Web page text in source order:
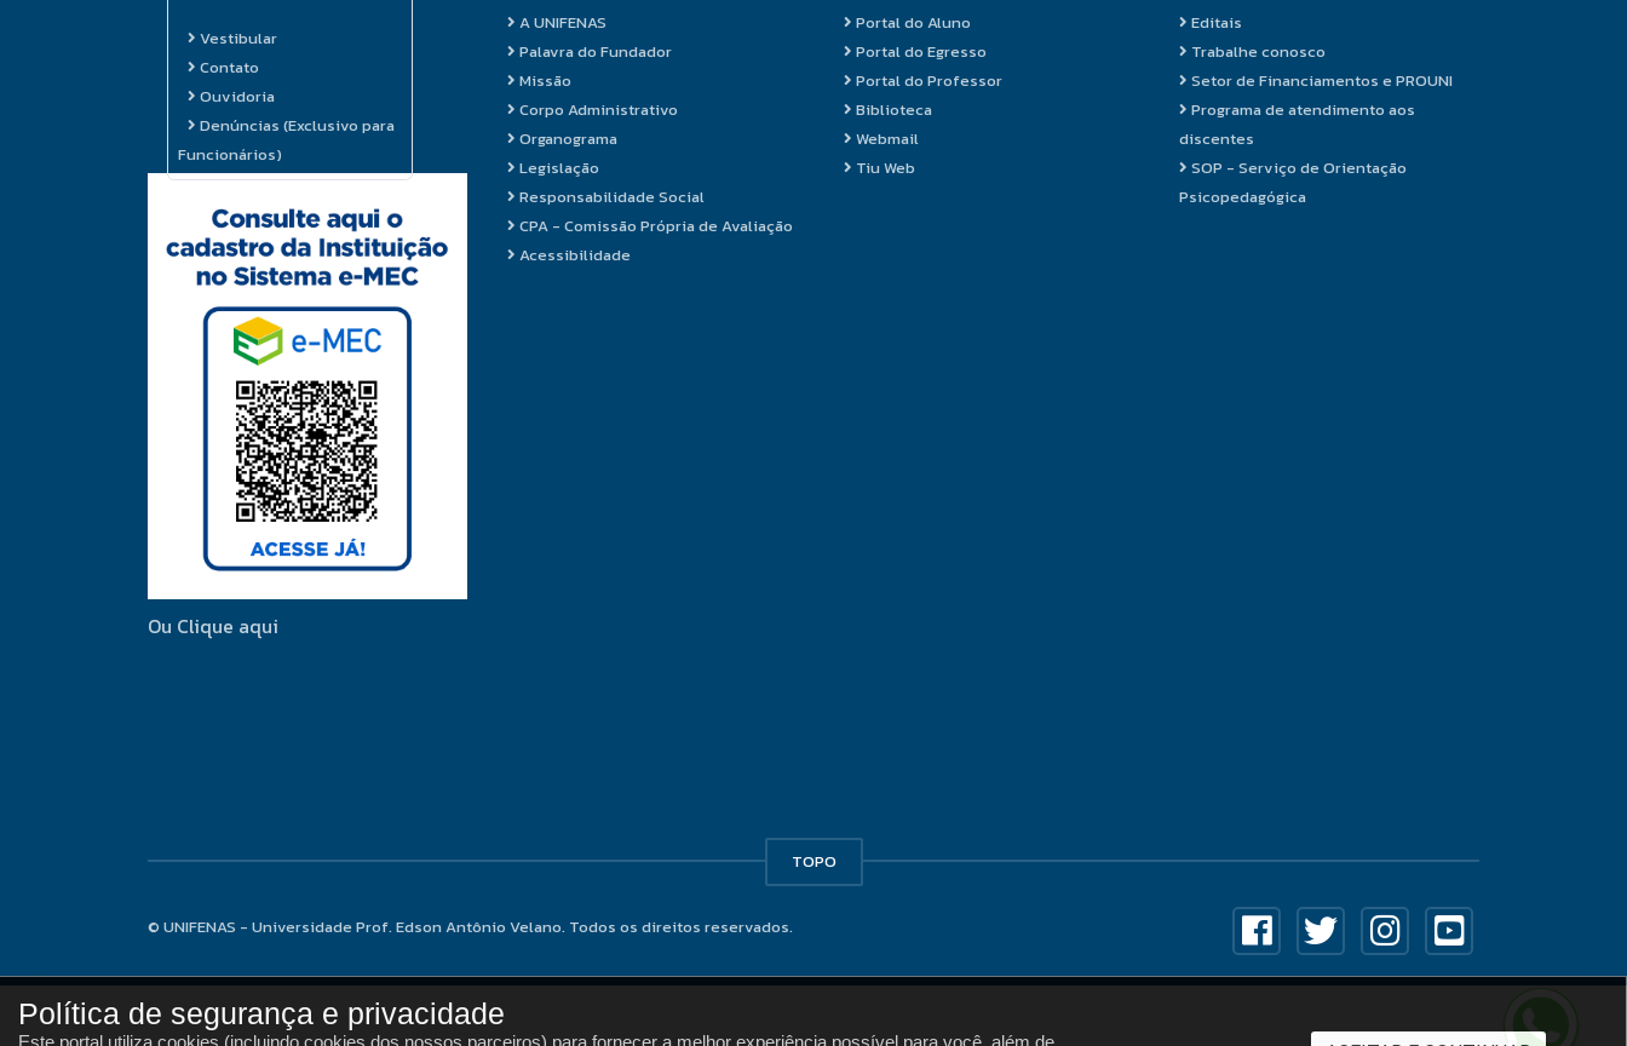
Vestibular
Contato
Ouvidoria
Denúncias (Exclusivo para
Funcionários)
A UNIFENAS
Palavra do Fundador
Missão
Corpo Administrativo
Organograma
Legislação
Responsabilidade Social
CPA - Comissão Própria de Avaliação
Acessibilidade
Portal do Aluno
Portal do Egresso
Portal do Professor
Biblioteca
Webmail
Tiu Web
Editais
Trabalhe conosco
Setor de Financiamentos e PROUNI
Programa de atendimento aos
discentes
SOP - Serviço de Orientação
Psicopedagógica
Ou Clique aqui
TOPO
© UNIFENAS - Universidade Prof. Edson Antônio Velano. Todos os direitos reservados.